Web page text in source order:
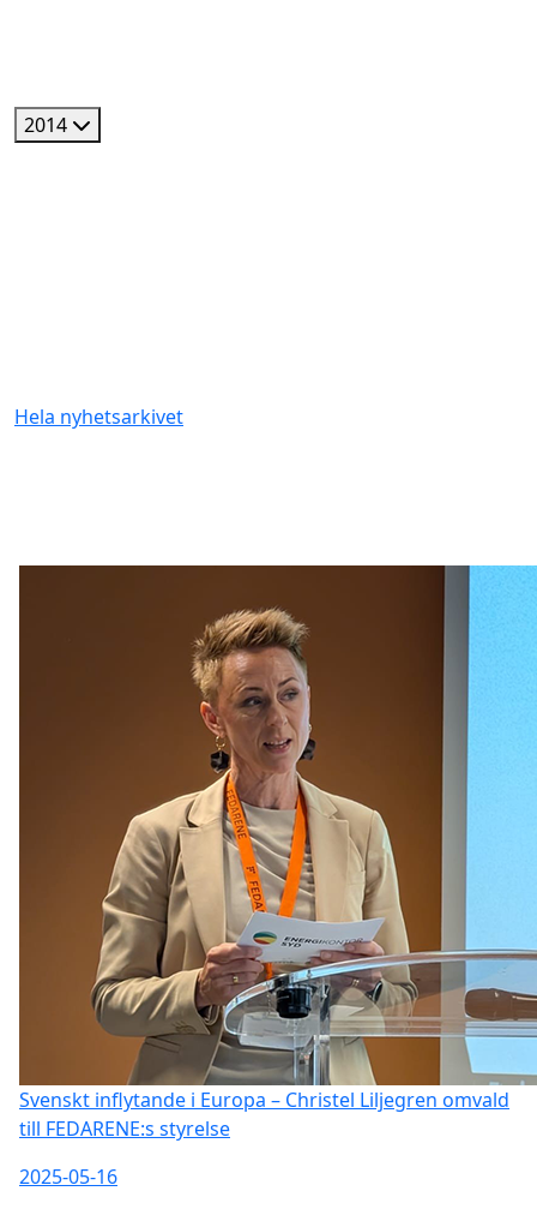
2014
Hela nyhetsarkivet
Svenskt inflytande i Europa – Christel Liljegren omvald
till FEDARENE:s styrelse
2025-05-16